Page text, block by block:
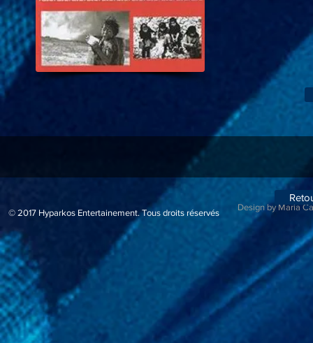
© 2017 Hyparkos Entertainement.Tous droits réservés
Design by Maria